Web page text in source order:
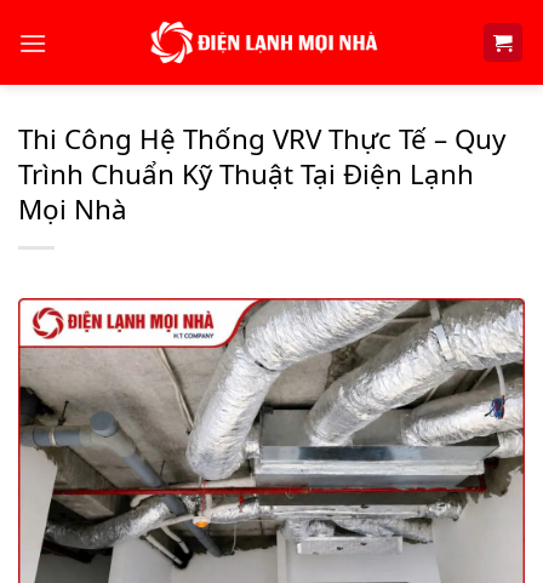
Thi Công Hệ Thống VRV Thực Tế – Quy
Trình Chuẩn Kỹ Thuật Tại Điện Lạnh
Mọi Nhà